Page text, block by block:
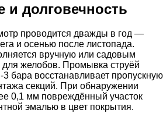
и долговечность
проводится дважды в год —
и осенью после листопада.
вручную или садовым
желобов. Промывка струёй
бара восстанавливает пропускную
секций. При обнаружении
0,1 мм повреждённый участок
эмалью в цвет покрытия.